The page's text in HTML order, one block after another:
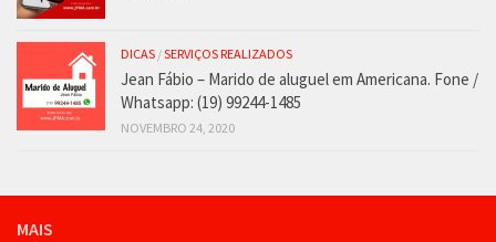
DICAS /SERVIÇOS REALIZADOS
Jean Fábio – Marido de aluguel em Americana. Fone /
Whatsapp: (19) 99244-1485
NOVEMBRO 24, 2020
MAIS